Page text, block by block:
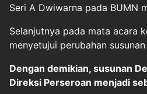
Seri A Dwiwarna pada BUMN
Selanjutnya pada mata acara
menyetujui perubahan
Dengan demikian, susunan
Direksi Perseroan menjadi